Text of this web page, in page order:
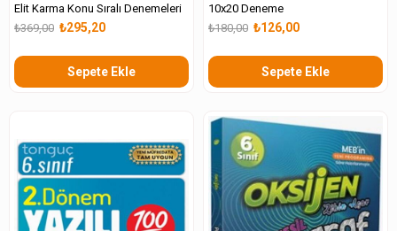
Elit Karma Konu Sıralı Denemeleri
₺295,20
₺369,00
Sepete Ekle
10x20 Deneme
₺126,00
₺180,00
Sepete Ekle